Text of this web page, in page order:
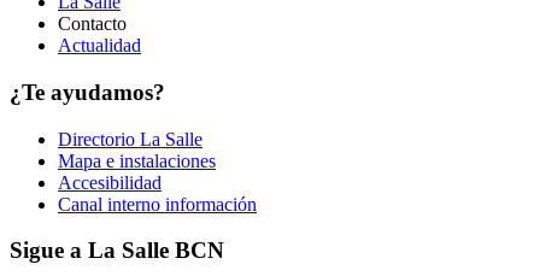
Contacto
Actualidad
¿Te ayudamos?
Directorio La Salle
Mapa e instalaciones
Accesibilidad
Canal interno información
Sigue a La Salle BCN